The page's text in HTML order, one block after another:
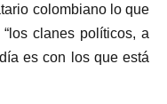
colombiano lo que
clanes políticos, a
es con los que está